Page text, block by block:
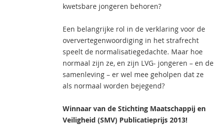
kwetsbare jongeren behoren?
Een belangrijke rol in de verklaring voor de
oververtegenwoordiging in het strafrecht
speelt de normalisatiegedachte. Maar hoe
normaal zijn ze, en zijn LVG- jongeren – en de
samenleving – er wel mee geholpen dat ze
als normaal worden bejegend?
Winnaar van de Stichting Maatschappij en
Veiligheid (SMV) Publicatieprijs 2013!